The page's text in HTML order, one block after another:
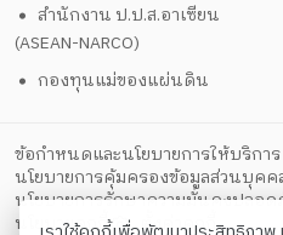
สำนักงาน ป.ป.ส.อาเซียน
(ASEAN-NARCO)
กองทุนแม่ของแผ่นดิน
ข้อกำหนดและนโยบายการให้บริการ
นโยบายการคุ้มครองข้อมูลส่วนบุคค
นโยบายการรักษาความมั่นคงปลอด
นโยบายคุกกี้
ตั้งค่าคุกกี้